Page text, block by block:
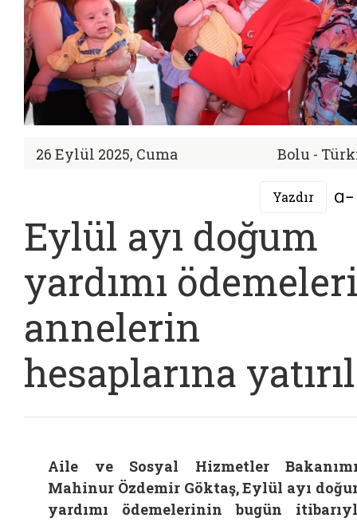
26 Eylül 2025, Cuma Bolu -
Yazdır
Eylül ayı doğum
yardımı ödemeleri
annelerin
hesaplarına
Aile ve Sosyal Hizmetler
Mahinur Özdemir Göktaş, Eylül ayı
yardımı ödemelerinin bugün